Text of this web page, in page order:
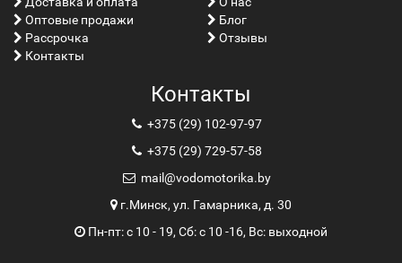
Оптовые продажи
Рассрочка
Контакты
Блог
Отзывы
Контакты
+375 (29) 102-97-97
+375 (29) 729-57-58
mail@vodomotorika.by
г.Минск, ул. Гамарника, д. 30
Пн-пт: с 10 - 19, Сб: с 10 -16, Вс: выходной